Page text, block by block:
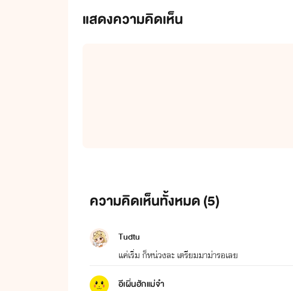
แสดงความคิดเห็น
ความคิดเห็นทั้งหมด (5)
Tudtu
แค่เริ่ม ก็หน่วงละ เตรียมมาม่ารอเลย
อีเผิ่นฮักแม่จ๋า